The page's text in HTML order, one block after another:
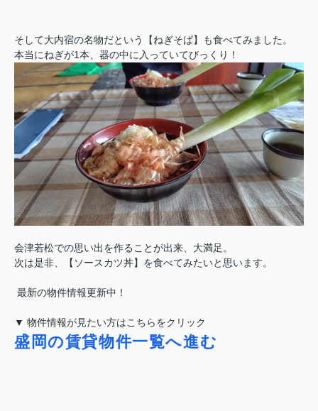
そして大内宿の名物だという【ねぎそば】も食べてみました。
本当にねぎが1本、器の中に入っていてびっくり！
会津若松での思い出を作ることが出来、大満足。
次は是非、【ソースカツ丼】を食べてみたいと思います。
最新の物件情報更新中！
▼ 物件情報が見たい方はこちらをクリック
盛岡の賃貸物件一覧へ進む